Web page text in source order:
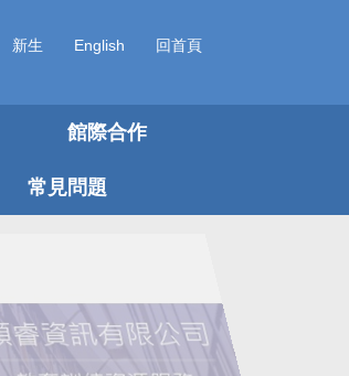
新生 English 回首頁
館際合作
常見問題